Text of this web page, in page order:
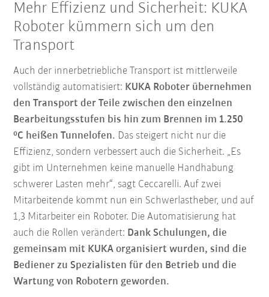
Mehr Effizienz und Sicherheit: KUKA
Roboter kümmern sich um den
Transport
Auch der innerbetriebliche Transport ist mittlerweile
vollständig automatisiert: KUKA Roboter übernehmen
den Transport der Teile zwischen den einzelnen
Bearbeitungsstufen bis hin zum Brennen im 1.250
°C heißen Tunnelofen. Das steigert nicht nur die
Effizienz, sondern verbessert auch die Sicherheit. „Es
gibt im Unternehmen keine manuelle Handhabung
schwerer Lasten mehr“, sagt Ceccarelli. Auf zwei
Mitarbeitende kommt nun ein Schwerlastheber, und auf
1,3 Mitarbeiter ein Roboter. Die Automatisierung hat
auch die Rollen verändert: Dank Schulungen, die
gemeinsam mit KUKA organisiert wurden, sind die
Bediener zu Spezialisten für den Betrieb und die
Wartung von Robotern geworden.